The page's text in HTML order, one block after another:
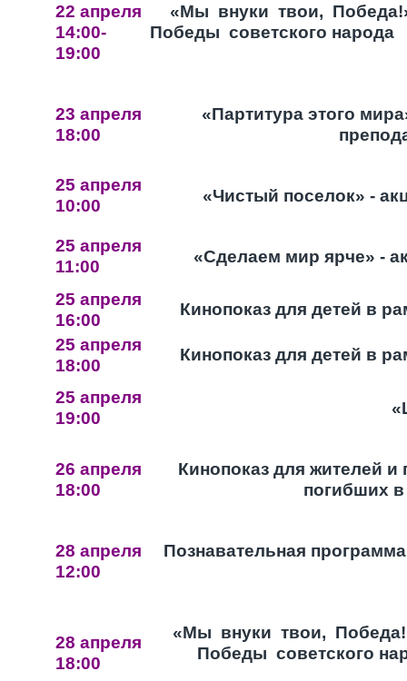
22 апреля
14:00-
19:00
«Мы внуки твои,
Победы советского народа
23 апреля
18:00
«Партитура этого
25 апреля
10:00
«Чистый поселок» -
25 апреля
11:00
«Сделаем мир ярче» -
25 апреля
16:00
Кинопоказ для детей в
25 апреля
18:00
Кинопоказ для детей в
25 апреля
19:00
26 апреля
18:00
Кинопоказ для жителей
погибших
28 апреля
12:00
Познавательная
28 апреля
18:00
«Мы внуки твои,
Победы советского